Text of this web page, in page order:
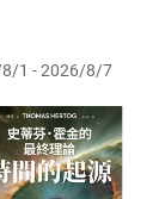
即代表知悉本
求退貨退款。
退貨時，請登
審核，待審核通
放入購物車
Shopping cart
1 - 2026/8/7